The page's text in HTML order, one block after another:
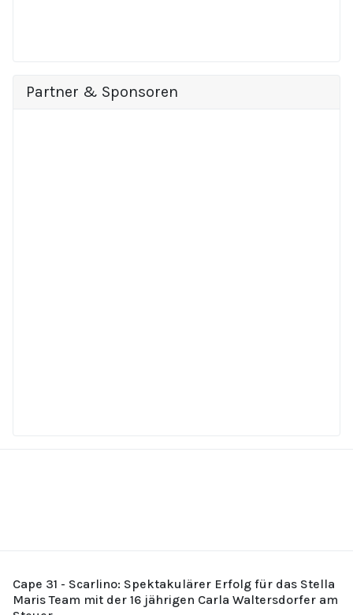
Partner & Sponsoren
Cape 31 - Scarlino: Spektakulärer Erfolg für das Stella
Maris Team mit der 16 jährigen Carla Waltersdorfer am